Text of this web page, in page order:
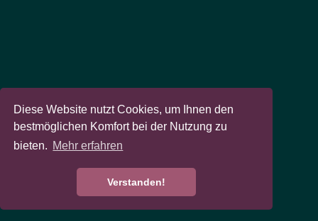
Diese Website nutzt Cookies, um Ihnen den
bestmöglichen Komfort bei der Nutzung zu
bieten. Mehr erfahren
Verstanden!